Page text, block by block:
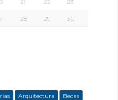
21 22 23
28 29 30
Arquitectura
Becas